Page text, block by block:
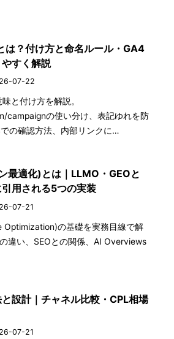
は？付け方と命名ルール・GA4
すく解説
07-22
と付け方を解説。
campaignの使い分け、表記ゆれを防
の確認方法、内部リンクに…
最適化)とは｜LLMO・GEOと
用される5つの実装
07-21
Optimization)の基礎を実務目線で解
違い、SEOとの関係、AI Overviews
設計｜チャネル比較・CPL相場
07-21